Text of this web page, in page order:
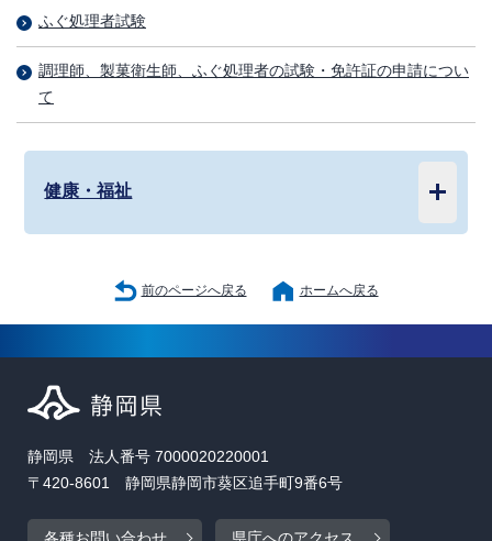
ふぐ処理者試験
調理師、製菓衛生師、ふぐ処理者の試験・免許証の申請につい
て
健康・福祉
前のページへ戻る ホームへ戻る
静岡県 法人番号 7000020220001
〒420-8601 静岡県静岡市葵区追手町9番6号